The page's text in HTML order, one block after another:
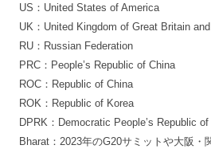
US：United States of America
UK：United Kingdom of Great Britain
RU：Russian Federation
PRC：People’s Republic of China
ROC：Republic of China
ROK：Republic of Korea
DPRK：Democratic People’s Republic
Bharat：2023年のG20サミットや大阪・